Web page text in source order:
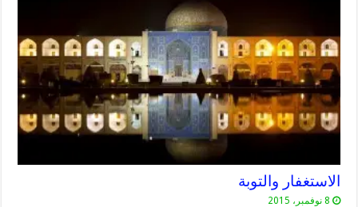
الاستغفار والتوبة
8 نوفمبر، 2015